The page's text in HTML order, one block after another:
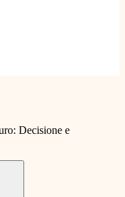
Decisione e